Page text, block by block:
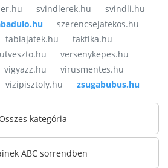
svindlerek.hu
svindli.hu
szerencsejatekos.hu
tablajatek.hu
taktika.hu
utveszto.hu
versenykepes.hu
vigyazz.hu
virusmentes.hu
vizipisztoly.hu zsugabubus.hu
Összes kategória
ABC sorrendben